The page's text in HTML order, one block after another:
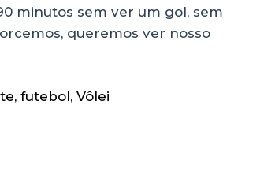
minutos sem ver um gol, sem
queremos ver nosso
, futebol, Vôlei